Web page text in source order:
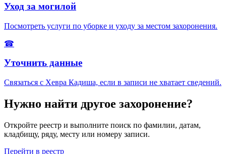
Уход за могилой
Посмотреть услуги по уборке и уходу за местом захоронения.
☎
Уточнить данные
Связаться с Хевра Кадиша, если в записи не хватает сведений.
Нужно найти другое захоронение?
Откройте реестр и выполните поиск по фамилии, датам,
кладбищу, ряду, месту или номеру записи.
Перейти в реестр